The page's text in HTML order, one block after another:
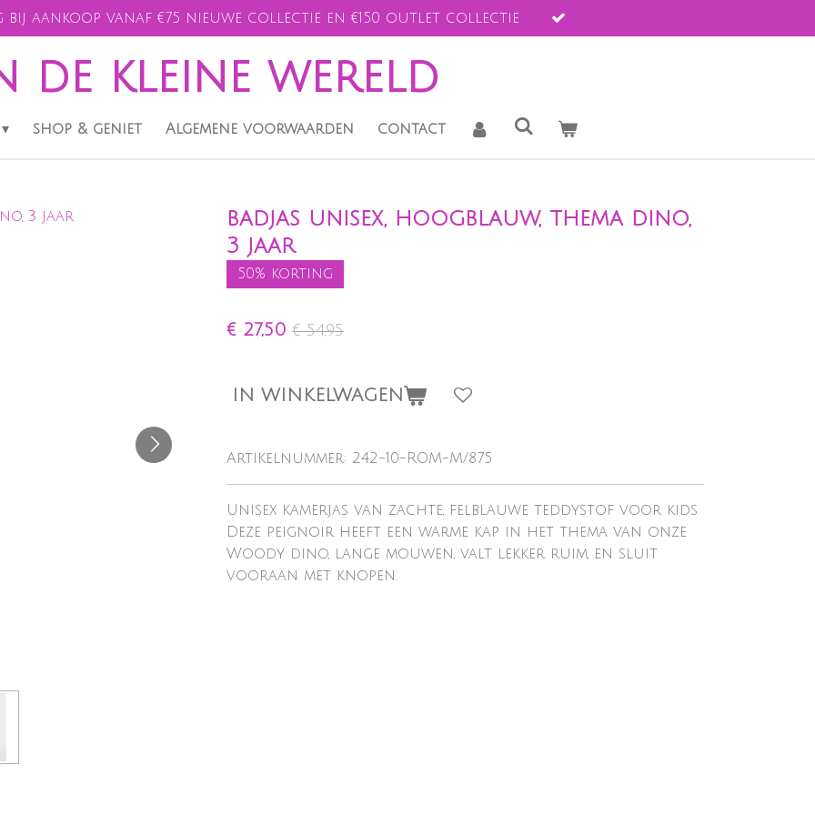
bij aankoop vanaf €75 nieuwe collectie en €150 outlet collectie
de kleine wereld
shop & geniet Algemene voorwaarden contact
badjas unisex, hoogblauw, thema dino,
3 jaar
50% korting
€ 27,50 € 54,95
IN WINKELWAGEN
Artikelnummer: 242-10-ROM-M/875
Unisex kamerjas van zachte, felblauwe teddystof voor kids
Deze peignoir heeft een warme kap in het thema van onze
Woody dino, lange mouwen, valt lekker ruim, en sluit
vooraan met knopen.